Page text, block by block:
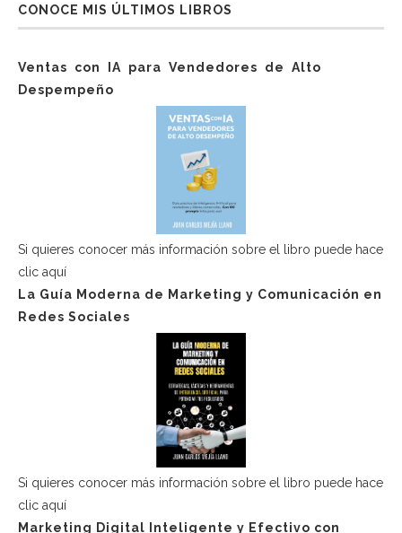
CONOCE MIS ÚLTIMOS LIBROS
Ventas con IA para Vendedores de Alto
Despempeño
Si quieres conocer más información sobre el libro puede hace
clic aquí
La Guía Moderna de Marketing y Comunicación en
Redes Sociales
Si quieres conocer más información sobre el libro puede hace
clic aquí
Marketing Digital Inteligente y Efectivo con